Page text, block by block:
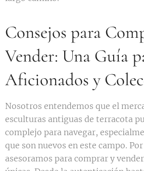
Consejos para
Vender: Una Guía
Aficionados y
Nosotros entendemos que el
esculturas antiguas de terracota
complejo para navegar,
que son nuevos en este campo.
asesoramos para comprar y